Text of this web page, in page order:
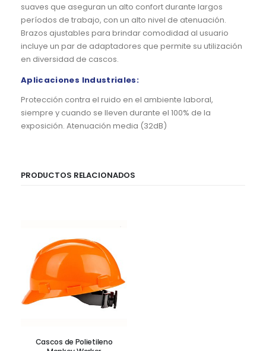
suaves que aseguran un alto confort durante largos
períodos de trabajo, con un alto nivel de atenuación.
Brazos ajustables para brindar comodidad al usuario
incluye un par de adaptadores que permite su utilización
en diversidad de cascos.
Aplicaciones Industriales:
Protección contra el ruido en el ambiente laboral,
siempre y cuando se lleven durante el 100% de la
exposición. Atenuación media (32dB)
PRODUCTOS RELACIONADOS
Cascos de Polietileno